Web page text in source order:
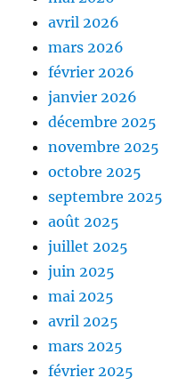
avril 2026
mars 2026
février 2026
janvier 2026
décembre 2025
novembre 2025
octobre 2025
septembre 2025
août 2025
juillet 2025
juin 2025
mai 2025
avril 2025
mars 2025
février 2025